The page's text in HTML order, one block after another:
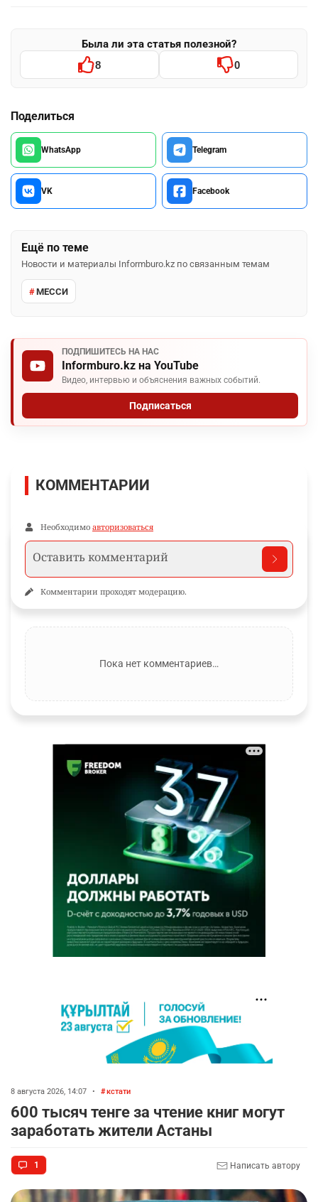
Была ли эта статья полезной?
8 0
Поделиться
WhatsApp Telegram
VK Facebook
Ещё по теме
Новости и материалы Informburo.kz по связанным темам
МЕССИ
ПОДПИШИТЕСЬ НА НАС
Informburo.kz на YouTube
Видео, интервью и объяснения важных событий.
Подписаться
КОММЕНТАРИИ
Необходимо авторизоваться
Комментарии проходят модерацию.
Пока нет комментариев…
8 августа 2026, 14:07 • кстати
600 тысяч тенге за чтение книг могут
заработать жители Астаны
1 Написать автору